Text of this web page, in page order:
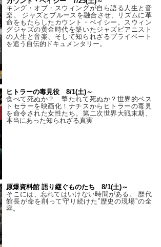
キング・オブ・スウィングが自ら語る人生と音
楽。 ジャズとブルースを融合させ、リズムに革
命をもたらしたカウント・ベイシー。スウィン
グジャズの黄金時代を築いたジャズピアニスト
の人生と音楽、そして知られざるプライベート
を追う自伝的ドキュメンタリー。
ヒトラーの毒見役 8/1(土)～
食べて死ぬか？ 撃たれて死ぬか？世界的ベス
トセラーを映画化！ナチスからヒトラーの毒見
を命令された女性たち。第二次世界大戦末期、
本当にあった知られざる真実
原爆資料館 語り継ぐものたち 8/1(土)～
そこには、忘れてはいけない時間がある。 歴代
館長が命を削って守り続けた”歴史の現場”の全
容。